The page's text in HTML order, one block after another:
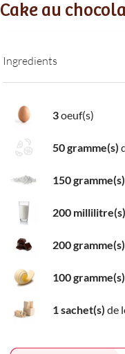
Cake au
Ingredients
3oeuf(s)
50 gramme(s)
150 gramme(s)
200 millilitre(s)
200 gramme(s)
100 gramme(s)
1 sachet(s) de